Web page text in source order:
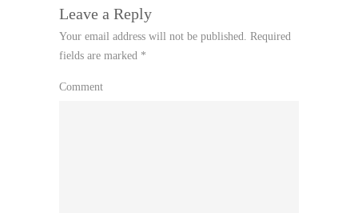
Leave a Reply
Your email address will not be published. Required
fields are marked *
Comment